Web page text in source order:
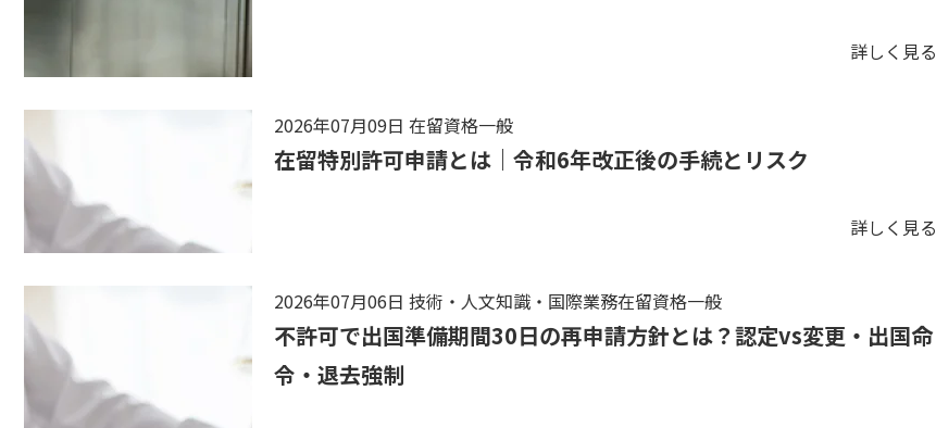
詳しく見る
2026年07月09日 在留資格一般
在留特別許可申請とは｜令和6年改正後の手続とリスク
詳しく見る
2026年07月06日 技術・人文知識・国際業務在留資格一般
不許可で出国準備期間30日の再申請方針とは？認定vs変更・出国命
令・退去強制